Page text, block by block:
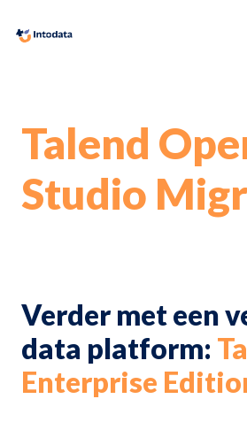
Talend
Studio
Verder met een
data platform:
Enterprise